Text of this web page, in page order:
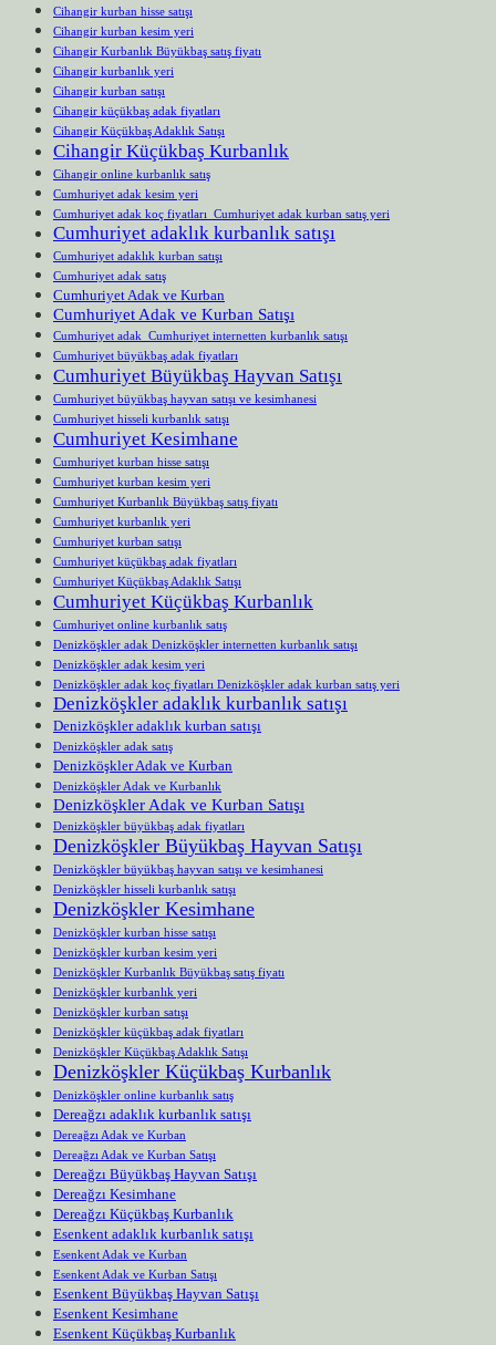
Cihangir kurban hisse satışı
Cihangir kurban kesim yeri
Cihangir Kurbanlık Büyükbaş satış fiyatı
Cihangir kurbanlık yeri
Cihangir kurban satışı
Cihangir küçükbaş adak fiyatları
Cihangir Küçükbaş Adaklık Satışı
Cihangir Küçükbaş Kurbanlık
Cihangir online kurbanlık satış
Cumhuriyet adak kesim yeri
Cumhuriyet adak koç fiyatları Cumhuriyet adak kurban satış yeri
Cumhuriyet adaklık kurbanlık satışı
Cumhuriyet adaklık kurban satışı
Cumhuriyet adak satış
Cumhuriyet Adak ve Kurban
Cumhuriyet Adak ve Kurban Satışı
Cumhuriyet adak Cumhuriyet internetten kurbanlık satışı
Cumhuriyet büyükbaş adak fiyatları
Cumhuriyet Büyükbaş Hayvan Satışı
Cumhuriyet büyükbaş hayvan satışı ve kesimhanesi
Cumhuriyet hisseli kurbanlık satışı
Cumhuriyet Kesimhane
Cumhuriyet kurban hisse satışı
Cumhuriyet kurban kesim yeri
Cumhuriyet Kurbanlık Büyükbaş satış fiyatı
Cumhuriyet kurbanlık yeri
Cumhuriyet kurban satışı
Cumhuriyet küçükbaş adak fiyatları
Cumhuriyet Küçükbaş Adaklık Satışı
Cumhuriyet Küçükbaş Kurbanlık
Cumhuriyet online kurbanlık satış
Denizköşkler adak Denizköşkler internetten kurbanlık satışı
Denizköşkler adak kesim yeri
Denizköşkler adak koç fiyatları Denizköşkler adak kurban satış yeri
Denizköşkler adaklık kurbanlık satışı
Denizköşkler adaklık kurban satışı
Denizköşkler adak satış
Denizköşkler Adak ve Kurban
Denizköşkler Adak ve Kurbanlık
Denizköşkler Adak ve Kurban Satışı
Denizköşkler büyükbaş adak fiyatları
Denizköşkler Büyükbaş Hayvan Satışı
Denizköşkler büyükbaş hayvan satışı ve kesimhanesi
Denizköşkler hisseli kurbanlık satışı
Denizköşkler Kesimhane
Denizköşkler kurban hisse satışı
Denizköşkler kurban kesim yeri
Denizköşkler Kurbanlık Büyükbaş satış fiyatı
Denizköşkler kurbanlık yeri
Denizköşkler kurban satışı
Denizköşkler küçükbaş adak fiyatları
Denizköşkler Küçükbaş Adaklık Satışı
Denizköşkler Küçükbaş Kurbanlık
Denizköşkler online kurbanlık satış
Dereağzı adaklık kurbanlık satışı
Dereağzı Adak ve Kurban
Dereağzı Adak ve Kurban Satışı
Dereağzı Büyükbaş Hayvan Satışı
Dereağzı Kesimhane
Dereağzı Küçükbaş Kurbanlık
Esenkent adaklık kurbanlık satışı
Esenkent Adak ve Kurban
Esenkent Adak ve Kurban Satışı
Esenkent Büyükbaş Hayvan Satışı
Esenkent Kesimhane
Esenkent Küçükbaş Kurbanlık